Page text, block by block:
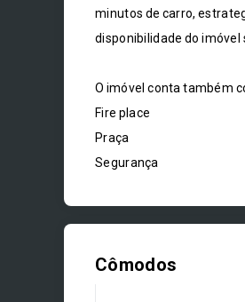
minutos de carro,
disponibilidade do imóvel
O imóvel conta também
Fire place
Praça
Segurança
Cômodos